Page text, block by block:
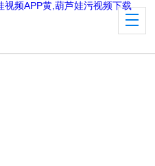
视频APP黄,葫芦娃污视频下载